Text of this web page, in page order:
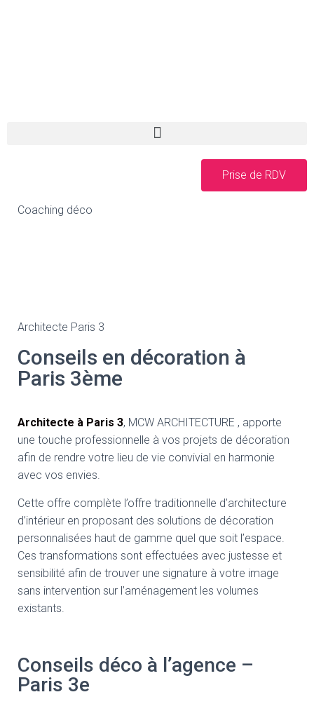
Prise de RDV
Coaching déco
Architecte Paris 3
Conseils en décoration à
Paris 3ème
Architecte à Paris 3, MCW ARCHITECTURE , apporte
une touche professionnelle à vos projets de décoration
afin de rendre votre lieu de vie convivial en harmonie
avec vos envies.
Cette offre complète l’offre traditionnelle d’architecture
d’intérieur en proposant des solutions de décoration
personnalisées haut de gamme quel que soit l’espace.
Ces transformations sont effectuées avec justesse et
sensibilité afin de trouver une signature à votre image
sans intervention sur l’aménagement les volumes
existants.
Conseils déco à l’agence –
Paris 3e